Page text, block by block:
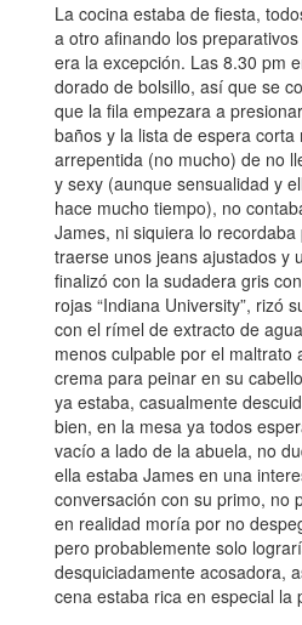
La cocina estaba de fiesta,
a otro afinando los
era la excepción. Las 8.30 pm
dorado de bolsillo, así que se
que la fila empezara a
baños y la lista de espera corta
arrepentida (no mucho) de no
y sexy (aunque sensualidad y
hace mucho tiempo), no
James, ni siquiera lo
traerse unos jeans ajustados y
finalizó con la sudadera gris
rojas “Indiana University”, rizó
con el rímel de extracto de
menos culpable por el maltrato
crema para peinar en su
ya estaba, casualmente
bien, en la mesa ya todos
vacío a lado de la abuela, no
ella estaba James en una
conversación con su primo, no
en realidad moría por no
pero probablemente solo
desquiciadamente acosadora,
cena estaba rica en especial la